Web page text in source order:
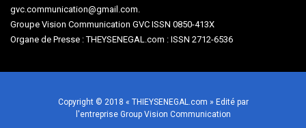
gvc.communication@gmail.com.
Groupe Vision Communication GVC ISSN 0850-413X
Organe de Presse : THEYSENEGAL.com : ISSN 2712-6536
Copyright © 2018 « THIEYSENEGAL.com » Edité par
l'entreprise Group Vision Communication